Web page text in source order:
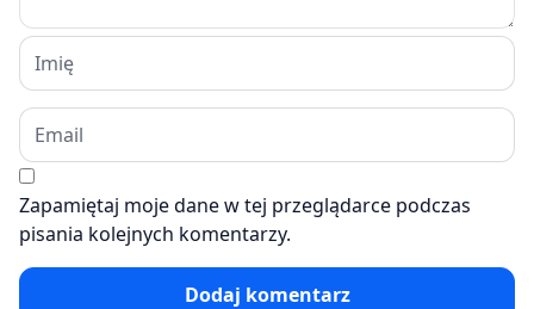
Zapamiętaj moje dane w tej przeglądarce podczas
pisania kolejnych komentarzy.
Dodaj komentarz